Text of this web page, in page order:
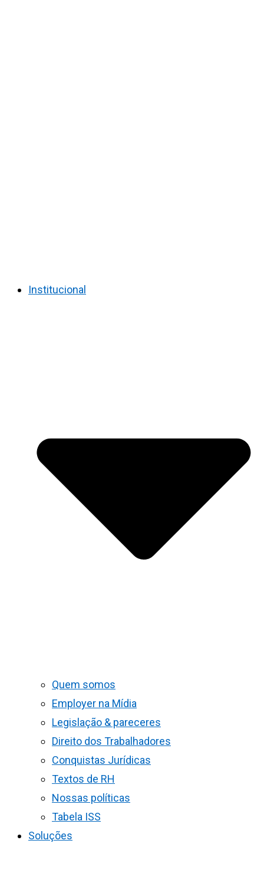
Institucional
Quem somos
Employer na Mídia
Legislação & pareceres
Direito dos Trabalhadores
Conquistas Jurídicas
Textos de RH
Nossas políticas
Tabela ISS
Soluções